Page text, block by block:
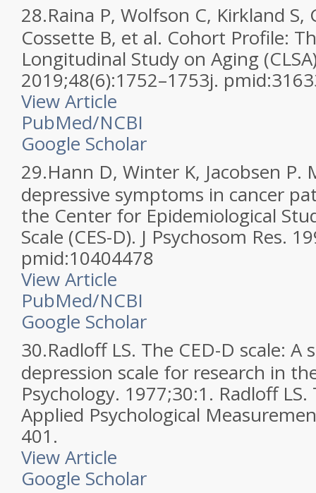
28.Raina P, Wolfson C, Kirkland
Cossette B, et al. Cohort Profile:
Longitudinal Study on Aging
2019;48(6):1752–1753j.
View Article
PubMed/NCBI
Google Scholar
29.Hann D, Winter K, Jacobsen P.
depressive symptoms in cancer
the Center for Epidemiological
Scale (CES-D). J Psychosom Res.
pmid:10404478
View Article
PubMed/NCBI
Google Scholar
30.Radloff LS. The CED-D scale: A
depression scale for research in
Psychology. 1977;30:1. Radloff LS.
Applied Psychological
401.
View Article
Google Scholar